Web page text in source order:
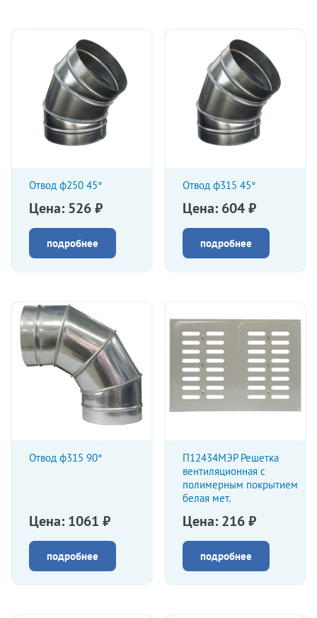
Отвод ф250 45°
Цена: 526 ₽
подробнее
Отвод ф315 45°
Цена: 604 ₽
подробнее
Отвод ф315 90°
Цена: 1061 ₽
подробнее
П12434МЭР Решетка
вентиляционная с
полимерным покрытием
белая мет.
Цена: 216 ₽
подробнее